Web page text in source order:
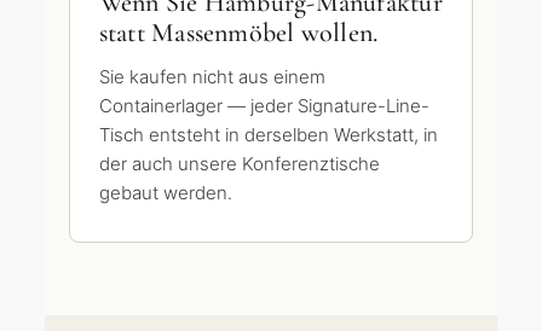
statt Massenmöbel wollen.
Sie kaufen nicht aus einem
Containerlager — jeder Signature-Line-
Tisch entsteht in derselben Werkstatt, in
der auch unsere Konferenztische
gebaut werden.